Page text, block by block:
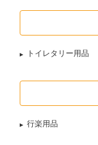
トイレタリー用品
行楽用品